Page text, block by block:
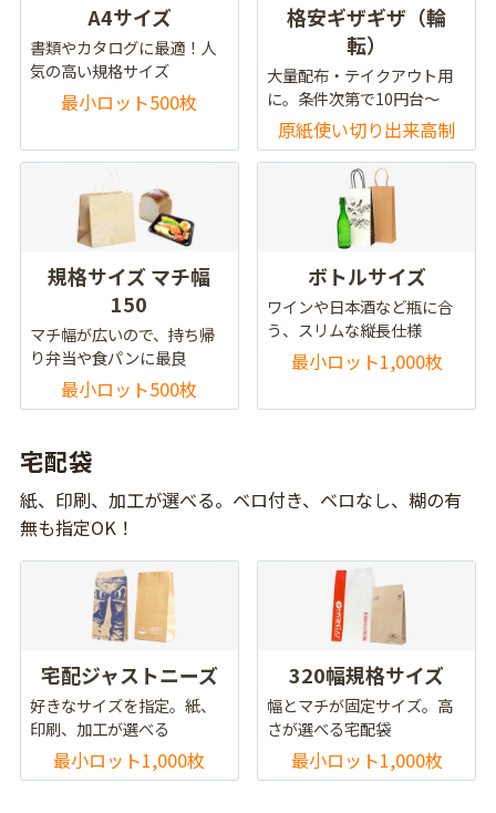
A4サイズ
書類やカタログに最適！人
気の高い規格サイズ
最小ロット500枚
格安ギザギザ（輪
転）
大量配布・テイクアウト用
に。条件次第で10円台～
原紙使い切り出来高制
規格サイズ マチ幅
150
マチ幅が広いので、持ち帰
り弁当や食パンに最良
最小ロット500枚
ボトルサイズ
ワインや日本酒など瓶に合
う、スリムな縦長仕様
最小ロット1,000枚
宅配袋
紙、印刷、加工が選べる。ベロ付き、ベロなし、糊の有
無も指定OK！
宅配ジャストニーズ
好きなサイズを指定。紙、
印刷、加工が選べる
最小ロット1,000枚
320幅規格サイズ
幅とマチが固定サイズ。高
さが選べる宅配袋
最小ロット1,000枚